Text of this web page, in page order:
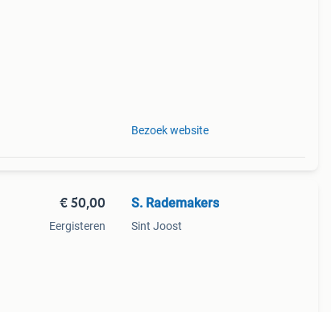
Bezoek website
€ 50,00
Eergisteren
S. Rademakers
Sint Joost